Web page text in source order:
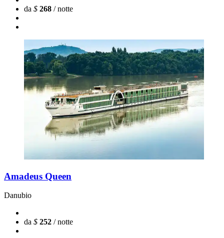
da $ 268 / notte
Amadeus Queen
Danubio
da $ 252 / notte